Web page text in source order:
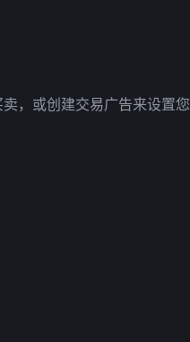
，或创建交易广告来设置您